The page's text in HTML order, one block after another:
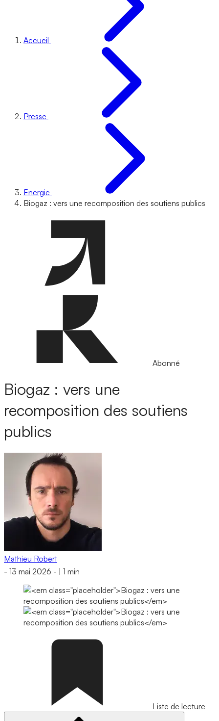
Accueil
Presse
Energie
Biogaz : vers une recomposition des soutiens publics
Abonné
Biogaz : vers une
recomposition des soutiens
publics
Mathieu Robert
- 13 mai 2026 - 1 min
Liste de lecture